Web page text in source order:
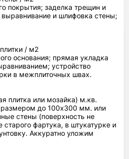
покрытия; заделка трещин и
выравнивание и шлифовка стены;
/ м2
основания; прямая укладка
устройство
в межплиточных швах.
плитка или мозайка) м.кв.
размером до 100х300 мм. или
стены (поверхность не
фартука, в штукатурке и
Аккуратно уложим